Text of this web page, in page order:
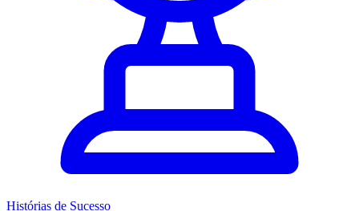
Histórias de Sucesso